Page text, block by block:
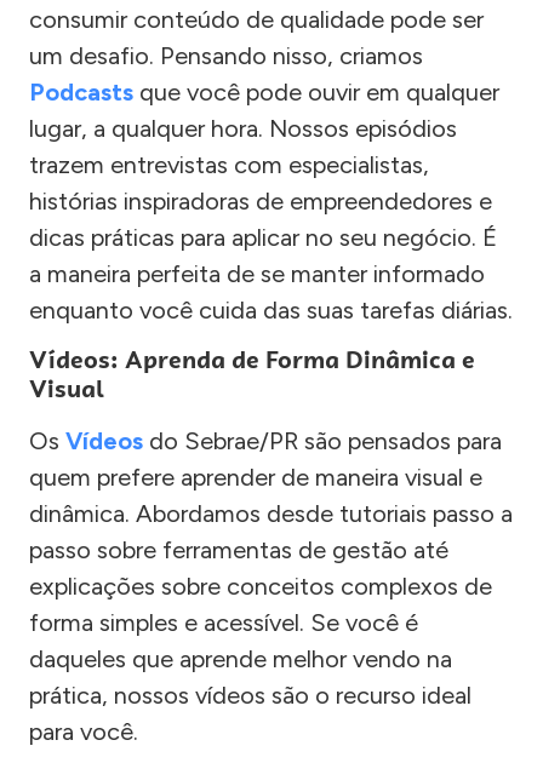
consumir conteúdo de qualidade pode ser
um desafio. Pensando nisso, criamos
Podcasts que você pode ouvir em qualquer
lugar, a qualquer hora. Nossos episódios
trazem entrevistas com especialistas,
histórias inspiradoras de empreendedores e
dicas práticas para aplicar no seu negócio. É
a maneira perfeita de se manter informado
enquanto você cuida das suas tarefas diárias.
Vídeos: Aprenda de Forma Dinâmica e
Visual
Os Vídeos do Sebrae/PR são pensados para
quem prefere aprender de maneira visual e
dinâmica. Abordamos desde tutoriais passo a
passo sobre ferramentas de gestão até
explicações sobre conceitos complexos de
forma simples e acessível. Se você é
daqueles que aprende melhor vendo na
prática, nossos vídeos são o recurso ideal
para você.